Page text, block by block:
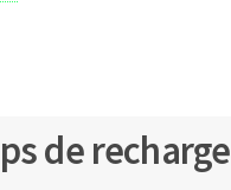
de recharge